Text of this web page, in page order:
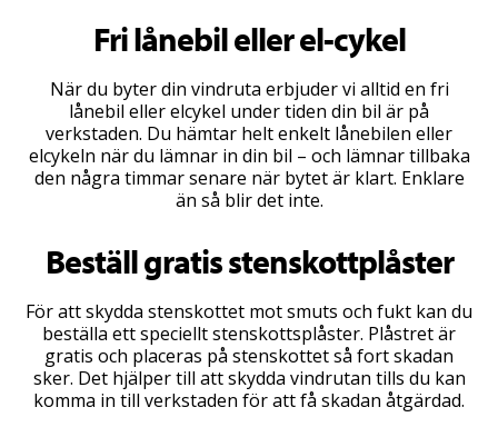
Fri lånebil eller el-cykel
När du byter din vindruta erbjuder vi alltid en fri
lånebil eller elcykel under tiden din bil är på
verkstaden. Du hämtar helt enkelt lånebilen eller
elcykeln när du lämnar in din bil – och lämnar tillbaka
den några timmar senare när bytet är klart. Enklare
än så blir det inte.
Beställ gratis stenskottplåster
För att skydda stenskottet mot smuts och fukt kan du
beställa ett speciellt stenskottsplåster. Plåstret är
gratis och placeras på stenskottet så fort skadan
sker. Det hjälper till att skydda vindrutan tills du kan
komma in till verkstaden för att få skadan åtgärdad.